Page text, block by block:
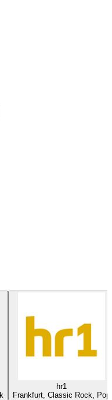
hr1
Frankfurt, Classic Rock, Pop